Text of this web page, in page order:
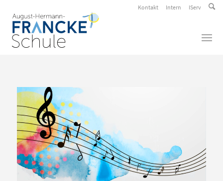
Kontakt Intern IServ